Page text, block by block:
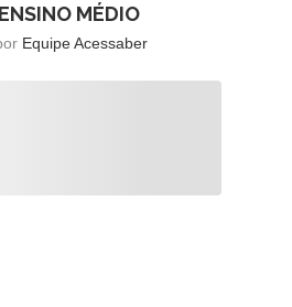
MÉDIO
Equipe Acessaber